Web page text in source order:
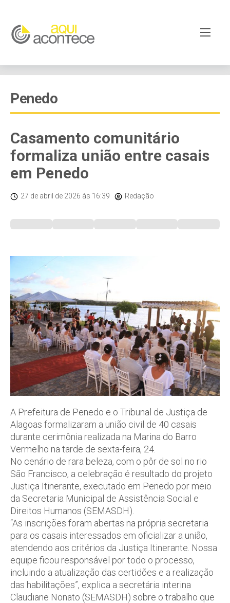
Penedo
Casamento comunitário
formaliza união entre casais
em Penedo
27 de abril de 2026 às 16:39 Redação
A Prefeitura de Penedo e o Tribunal de Justiça de
Alagoas formalizaram a união civil de 40 casais
durante cerimônia realizada na Marina do Barro
Vermelho na tarde de sexta-feira, 24.
No cenário de rara beleza, com o pôr de sol no rio
São Francisco, a celebração é resultado do projeto
Justiça Itinerante, executado em Penedo por meio
da Secretaria Municipal de Assistência Social e
Direitos Humanos (SEMASDH).
“As inscrições foram abertas na própria secretaria
para os casais interessados em oficializar a união,
atendendo aos critérios da Justiça Itinerante. Nossa
equipe ficou responsável por todo o processo,
incluindo a atualização das certidões e a realização
das habilitações”, explica a secretária interina
Claudiane Nonato (SEMASDH) sobre o trabalho que